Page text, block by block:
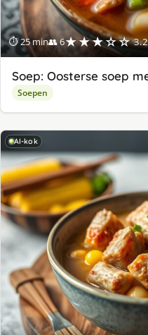
⏱ 25 min👥 6★★★☆☆
Soep: Oosterse soep
Soepen
AI-kok